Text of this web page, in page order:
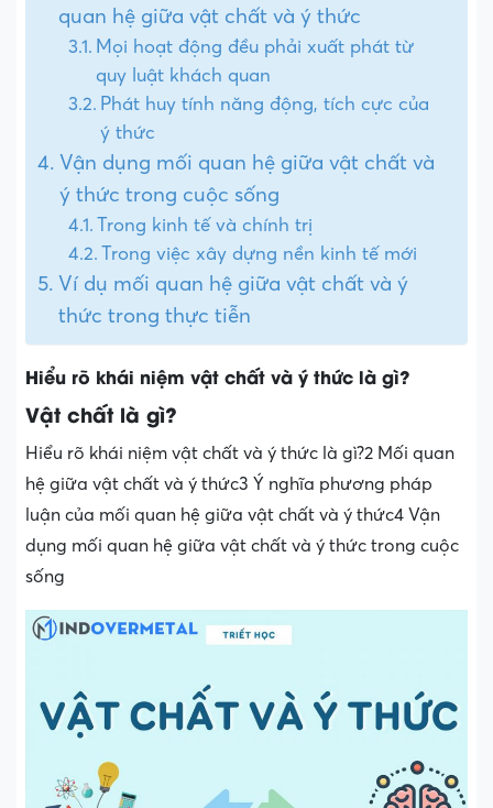
quan hệ giữa vật chất và ý thức
Mọi hoạt động đều phải xuất phát từ
quy luật khách quan
Phát huy tính năng động, tích cực của
ý thức
Vận dụng mối quan hệ giữa vật chất và
ý thức trong cuộc sống
Trong kinh tế và chính trị
Trong việc xây dựng nền kinh tế mới
Ví dụ mối quan hệ giữa vật chất và ý
thức trong thực tiễn
Hiểu rõ khái niệm vật chất và ý thức là gì?
Vật chất là gì?
Hiểu rõ khái niệm vật chất và ý thức là gì?2 Mối quan
hệ giữa vật chất và ý thức3 Ý nghĩa phương pháp
luận của mối quan hệ giữa vật chất và ý thức4 Vận
dụng mối quan hệ giữa vật chất và ý thức trong cuộc
sống